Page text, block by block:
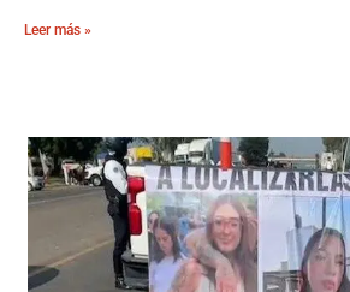
Leer más »